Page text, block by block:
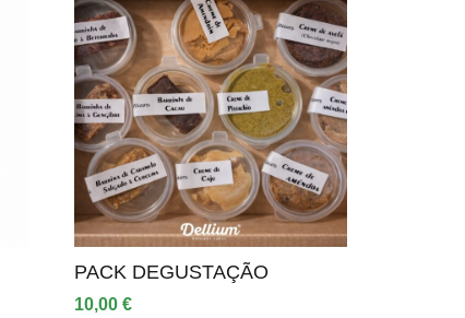
PACK DEGUSTAÇÃO
10,00 €